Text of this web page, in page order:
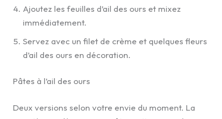
Ajoutez les feuilles d’ail des ours et mixez
immédiatement.
Servez avec un filet de crème et quelques fleurs
d’ail des ours en décoration.
Pâtes à l’ail des ours
Deux versions selon votre envie du moment. La